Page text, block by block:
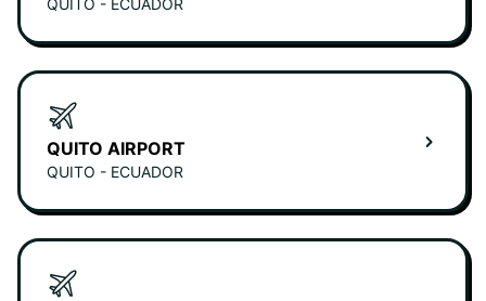
QUITO - ECUADOR
QUITO AIRPORT
QUITO - ECUADOR